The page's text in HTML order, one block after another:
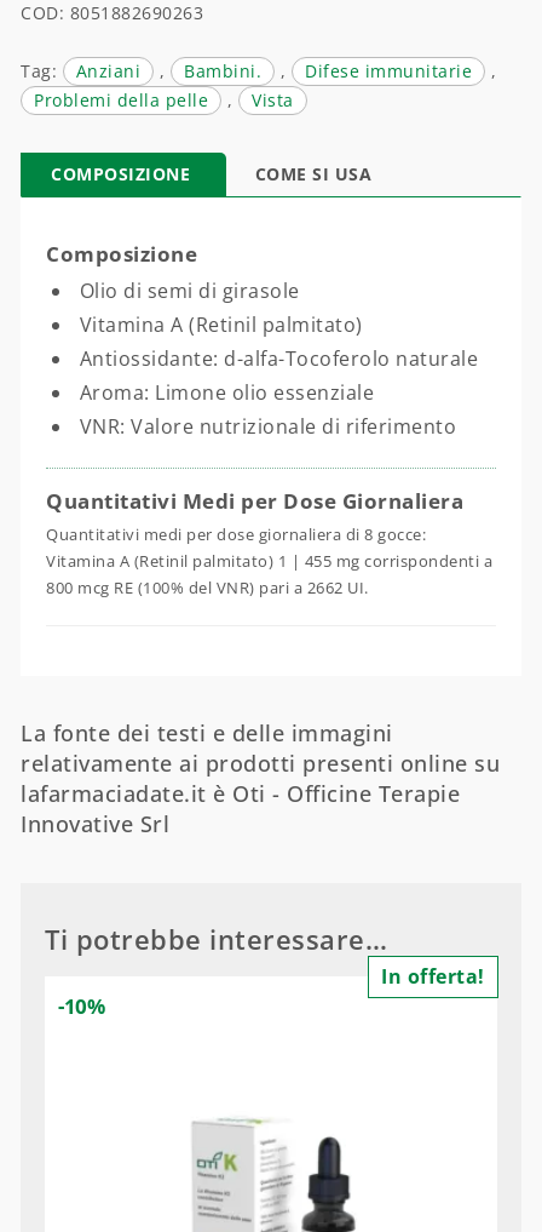
COD: 8051882690263
Tag: Anziani , Bambini. , Difese immunitarie
,
Problemi della pelle
, Vista
COMPOSIZIONE COME SI USA
Composizione
Olio di semi di girasole
Vitamina A (Retinil palmitato)
Antiossidante: d-alfa-Tocoferolo naturale
Aroma: Limone olio essenziale
VNR: Valore nutrizionale di riferimento
Quantitativi Medi per Dose Giornaliera
Quantitativi medi per dose giornaliera di 8 gocce:
Vitamina A (Retinil palmitato) 1 | 455 mg corrispondenti a
800 mcg RE (100% del VNR) pari a 2662 UI.
La fonte dei testi e delle immagini
relativamente ai prodotti presenti online su
lafarmaciadate.it è Oti - Officine Terapie
Innovative Srl
Ti potrebbe interessare…
In offerta!
-10%